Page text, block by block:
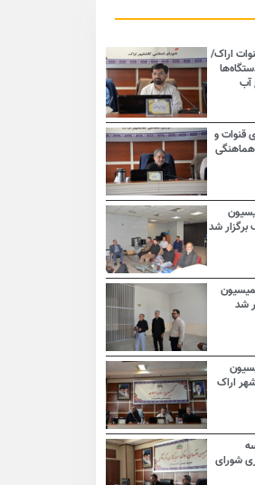
اراک/
آب
قنوات و
هماهنگی
شد
شد
اراک
شورای